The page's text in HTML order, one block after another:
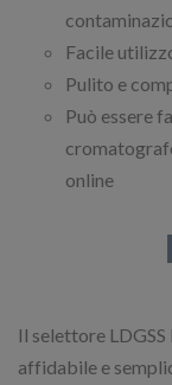
Facile
Pulito e
Può essere
online
Il selettore
affidabile e